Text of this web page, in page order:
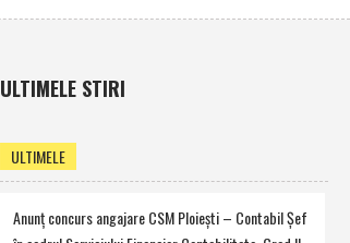
ULTIMELE STIRI
ULTIMELE
Anunţ concurs angajare CSM Ploieşti – Contabil Şef